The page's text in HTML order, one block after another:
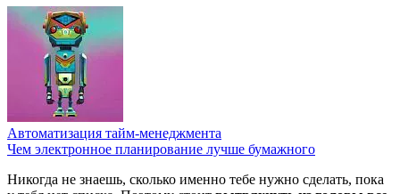
Автоматизация тайм-менеджмента
Чем электронное планирование лучше бумажного
Никогда не знаешь, сколько именно тебе нужно сделать, пока